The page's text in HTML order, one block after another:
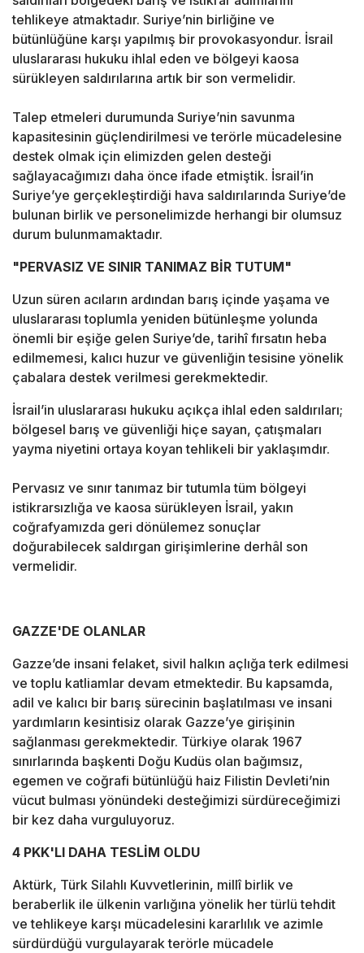
tehlikeye atmaktadır. Suriye’nin birliğine ve
bütünlüğüne karşı yapılmış bir provokasyondur. İsrail
uluslararası hukuku ihlal eden ve bölgeyi kaosa
sürükleyen saldırılarına artık bir son vermelidir.
Talep etmeleri durumunda Suriye’nin savunma
kapasitesinin güçlendirilmesi ve terörle mücadelesine
destek olmak için elimizden gelen desteği
sağlayacağımızı daha önce ifade etmiştik. İsrail’in
Suriye’ye gerçekleştirdiği hava saldırılarında Suriye’de
bulunan birlik ve personelimizde herhangi bir olumsuz
durum bulunmamaktadır.
"PERVASIZ VE SINIR TANIMAZ BİR TUTUM"
Uzun süren acıların ardından barış içinde yaşama ve
uluslararası toplumla yeniden bütünleşme yolunda
önemli bir eşiğe gelen Suriye’de, tarihî fırsatın heba
edilmemesi, kalıcı huzur ve güvenliğin tesisine yönelik
çabalara destek verilmesi gerekmektedir.
İsrail’in uluslararası hukuku açıkça ihlal eden saldırıları;
bölgesel barış ve güvenliği hiçe sayan, çatışmaları
yayma niyetini ortaya koyan tehlikeli bir yaklaşımdır.
Pervasız ve sınır tanımaz bir tutumla tüm bölgeyi
istikrarsızlığa ve kaosa sürükleyen İsrail, yakın
coğrafyamızda geri dönülemez sonuçlar
doğurabilecek saldırgan girişimlerine derhâl son
vermelidir.
GAZZE'DE OLANLAR
Gazze’de insani felaket, sivil halkın açlığa terk edilmesi
ve toplu katliamlar devam etmektedir. Bu kapsamda,
adil ve kalıcı bir barış sürecinin başlatılması ve insani
yardımların kesintisiz olarak Gazze’ye girişinin
sağlanması gerekmektedir. Türkiye olarak 1967
sınırlarında başkenti Doğu Kudüs olan bağımsız,
egemen ve coğrafi bütünlüğü haiz Filistin Devleti’nin
vücut bulması yönündeki desteğimizi sürdüreceğimizi
bir kez daha vurguluyoruz.
4 PKK'LI DAHA TESLİM OLDU
Aktürk, Türk Silahlı Kuvvetlerinin, millî birlik ve
beraberlik ile ülkenin varlığına yönelik her türlü tehdit
ve tehlikeye karşı mücadelesini kararlılık ve azimle
sürdürdüğü vurgulayarak terörle mücadele